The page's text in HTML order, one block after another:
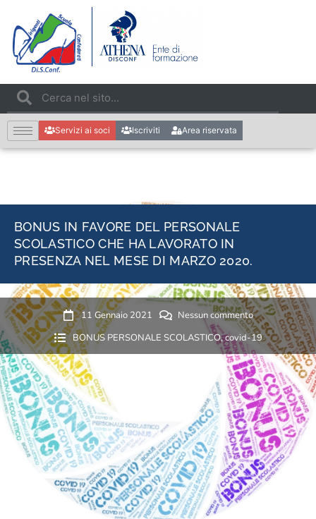
Servizi ai soci Iscriviti Area riservata
BONUS IN FAVORE DEL PERSONALE
SCOLASTICO CHE HA LAVORATO IN
PRESENZA NEL MESE DI MARZO 2020.
11 Gennaio 2021
Nessun commento
BONUS PERSONALE SCOLASTICO,covid-19